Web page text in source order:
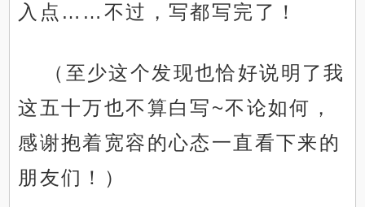
入点……不过，写都写完了！
（至少这个发现也恰好说明了我
这五十万也不算白写~不论如何，
感谢抱着宽容的心态一直看下来的
朋友们！）